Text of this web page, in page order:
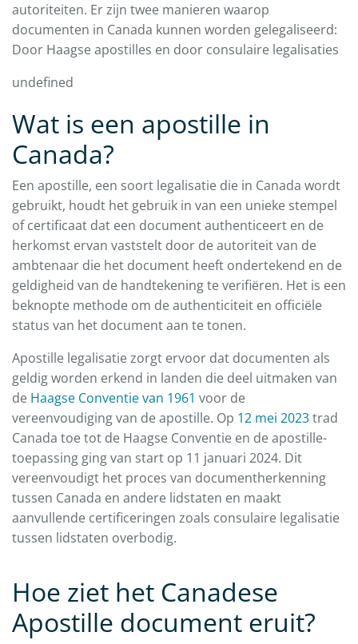
autoriteiten. Er zijn twee manieren waarop
documenten in Canada kunnen worden gelegaliseerd:
Door Haagse apostilles en door consulaire legalisaties
undefined
Wat is een apostille in
Canada?
Een apostille, een soort legalisatie die in Canada wordt
gebruikt, houdt het gebruik in van een unieke stempel
of certificaat dat een document authenticeert en de
herkomst ervan vaststelt door de autoriteit van de
ambtenaar die het document heeft ondertekend en de
geldigheid van de handtekening te verifiëren. Het is een
beknopte methode om de authenticiteit en officiële
status van het document aan te tonen.
Apostille legalisatie zorgt ervoor dat documenten als
geldig worden erkend in landen die deel uitmaken van
de Haagse Conventie van 1961 voor de
vereenvoudiging van de apostille. Op 12 mei 2023trad
Canada toe tot de Haagse Conventie en de apostille-
toepassing ging van start op 11 januari 2024. Dit
vereenvoudigt het proces van documentherkenning
tussen Canada en andere lidstaten en maakt
aanvullende certificeringen zoals consulaire legalisatie
tussen lidstaten overbodig.
Hoe ziet het Canadese
Apostille document eruit?